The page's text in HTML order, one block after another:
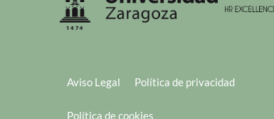
Aviso Legal Política de privacidad
Política de cookies